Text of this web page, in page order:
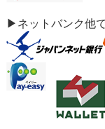
▶ネットバンク他